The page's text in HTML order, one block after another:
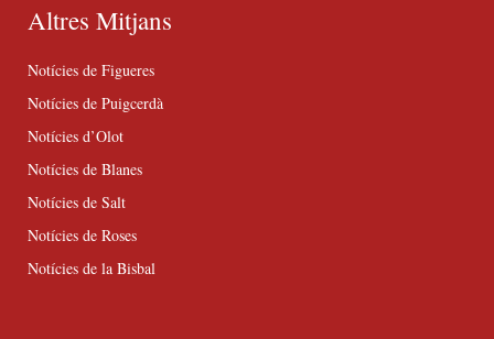
Altres Mitjans
Notícies de Figueres
Notícies de Puigcerdà
Notícies d’Olot
Notícies de Blanes
Notícies de Salt
Notícies de Roses
Notícies de la Bisbal